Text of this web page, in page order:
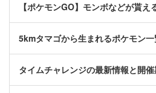
【ポケモンGO】モンボなどが貰え
5kmタマゴから生まれるポケモン
タイムチャレンジの最新情報と開